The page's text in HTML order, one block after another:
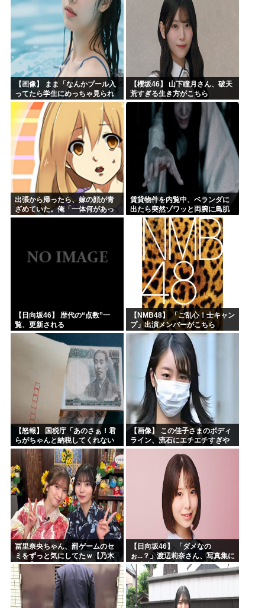
【画像】 まま「なんかプール入
ってたら学生にめっちゃ見られ
たw」
【櫻坂46】 山下瞳月さん、破天
荒すぎる生き方がこちら
出張から帰ったら、嫁の顔が青
ざめていた。俺「一体何があっ
たんだ？」嫁「…」→子供たち
賃貸物件を内覧中、ベランダに
出たら突然ゾワッと両腕に鳥肌
が出た。「やっぱりこの部屋嫌
だ」と思った瞬間、体が前にド
ンッと突き飛ばされて…
【日向坂46】 歴代の“点数”一
覧、更新される
【NMB48】 「ご乱心！士キャン
プ」出演メンバーがこちら
【怒報】 国税庁「あのさぁ！君
らがちゃんと納税してくれない
とこうなっちゃうけどどうす
る？！」←これw w w w w w w w
【画像】 この佳子さまのボディ
ライン、流石にエチエチすぎや
ろ！
冨里奈央ちゃん、罰ゲームのセ
ミをずっと気にしてたｗ【乃木
坂46】
【日向坂46】 「ダメなの
ぉ...？」渡辺莉奈さん、写真集に
興味津々